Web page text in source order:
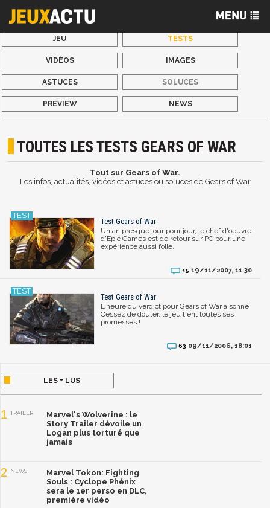
JEU TESTS
VIDÉOS IMAGES
ASTUCES SOLUCES
PREVIEW NEWS
TOUTES LES TESTS GEARS OF WAR
Tout sur Gears of War.
Les infos, actualités, vidéos et astuces ou soluces de Gears of War
Test Gears of War
Un an presque jour pour jour, le chef d'oeuvre
d'Epic Games est de retour sur PC pour une
expérience aussi folle.
15 19/11/2007, 11:30
Test Gears of War
L'heure du verdict pour Gears of War a sonné.
Cessez de douter, le jeu tient toutes ses
promesses !
63 09/11/2006, 18:01
LES + LUS
1 TRAILER
Marvel's Wolverine : le
Story Trailer dévoile un
Logan plus torturé que
jamais
2 NEWS
Marvel Tokon: Fighting
Souls : Cyclope Phénix
sera le 1er perso en DLC,
première vidéo